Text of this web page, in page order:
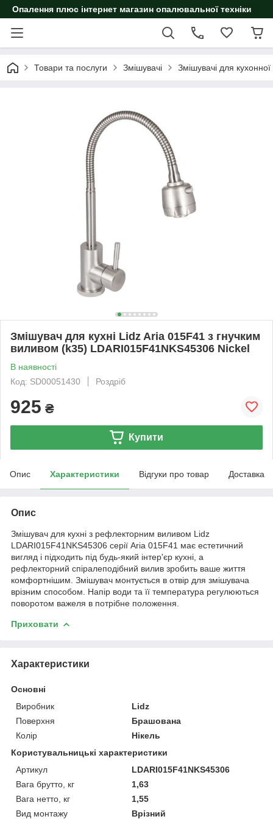
Опалення плюс інтернет магазин опалювальної техніки
Товари та послуги Змішувачі Змішувачі для
Змішувач для кухні Lidz Aria 015F41 з гнучким
виливом (k35) LDARI015F41NKS45306 Nickel
В наявності
Код: SD00051430
Роздріб
925 ₴
Купити
Опис Характеристики Відгуки про товар Доставка
Опис
Змішувач для кухні з рефлекторним виливом Lidz
LDARI015F41NKS45306 серії Aria 015F41 має естетичний
вигляд і підходить під будь-який інтер'єр кухні, а
рефлекторний спіралеподібний вилив зробить ваше життя
комфортнішим. Змішувач монтується в отвір для змішувача
врізним способом. Напір води та її температура регулюються
поворотом важеля в потрібне положення.
Приховати
Характеристики
Основні
Виробник
Lidz
Поверхня
Брашована
Колір
Нікель
Користувальницькі характеристики
Артикул
LDARI015F41NKS45306
Вага брутто, кг
1,63
Вага нетто, кг
1,55
Вид монтажу
Врізний